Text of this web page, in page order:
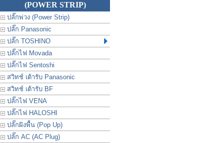
(POWER STRIP)
ปลั๊กพ่วง (Power Strip)
ปลั๊ก Panasonic
ปลั๊ก TOSHINO
ปลั๊กไฟ Movada
ปลั๊กไฟ Sentoshi
สวิทช์ เต้ารับ Panasonic
สวิทช์ เต้ารับ BF
ปลั๊กไฟ VENA
ปลั๊กไฟ HALOSHI
ปลั๊กฝังพื้น (Pop Up)
ปลั๊ก AC (AC Plug)